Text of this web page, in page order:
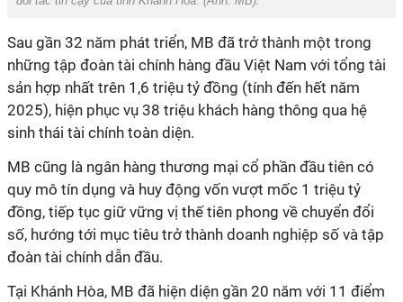
Sau gần 32 năm phát triển, MB đã trở thành một trong
những tập đoàn tài chính hàng đầu Việt Nam với tổng tài
sản hợp nhất trên 1,6 triệu tỷ đồng (tính đến hết năm
2025), hiện phục vụ 38 triệu khách hàng thông qua hệ
sinh thái tài chính toàn diện.
MB cũng là ngân hàng thương mại cổ phần đầu tiên có
quy mô tín dụng và huy động vốn vượt mốc 1 triệu tỷ
đồng, tiếp tục giữ vững vị thế tiên phong về chuyển đổi
số, hướng tới mục tiêu trở thành doanh nghiệp số và tập
đoàn tài chính dẫn đầu.
Tại Khánh Hòa, MB đã hiện diện gần 20 năm với 11 điểm